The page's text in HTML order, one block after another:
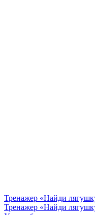
Тренажер «Найди
Тренажер «Найди